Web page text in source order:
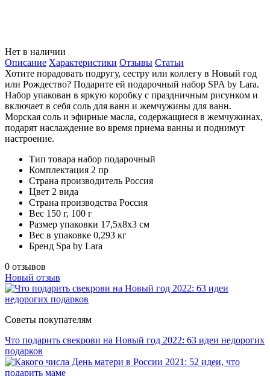
Нет в наличии
Описание Характеристики Отзывы Статьи
Хотите порадовать подругу, сестру или коллегу в Новый год
или Рождество? Подарите ей подарочный набор SPA by Lara.
Набор упакован в яркую коробку с праздничным рисунком и
включает в себя соль для ванн и жемчужины для ванн.
Морская соль и эфирные масла, содержащиеся в жемчужинах,
подарят наслаждение во время приема ванны и поднимут
настроение.
Тип товара набор подарочный
Комплектация 2 пр
Страна производитель Россия
Цвет 2 вида
Страна производства Россия
Вес 150 г, 100 г
Размер упаковки 17,5x8x3 см
Вес в упаковке 0,293 кг
Бренд Spa by Lara
0 отзывов
Новый отзыв
Советы покупателям
Что подарить свекрови на Новый год 2022: 63 идеи недорогих
подарков